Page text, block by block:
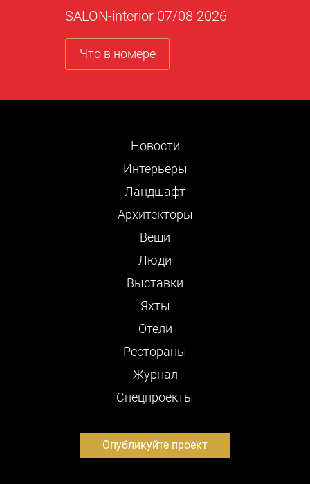
SALON-interior 07/08 2026
Что в номере
Новости
Интерьеры
Ландшафт
Архитекторы
Вещи
Люди
Выставки
Яхты
Отели
Рестораны
Журнал
Cпецпроекты
Опубликуйте проект